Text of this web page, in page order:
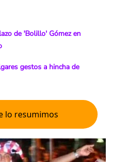
de 'Bolillo' Gómez en
gestos a hincha de
lo resumimos